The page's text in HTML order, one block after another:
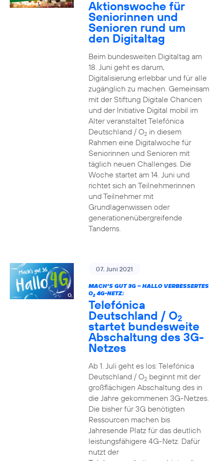
Aktionswoche für
Seniorinnen und
Senioren rund um
den Digitaltag
Beim bundesweiten Digitaltag am
18. Juni geht es darum,
Digitalisierung erlebbar und für alle
zugänglich zu machen. Gemeinsam
mit der Stiftung Digitale Chancen
und der Initiative Digital mobil im
Alter veranstaltet Telefónica
Deutschland / O2in diesem
Rahmen eine Digitalwoche für
Seniorinnen und Senioren mit
täglich neuen Challenges. Die
Woche startet am 14. Juni und
richtet sich an Teilnehmerinnen
und Teilnehmer mit
Grundlagenwissen oder
generationenübergreifende
Tandems.
07. Juni 2021
MACH’S GUT 3G – HALLO VERBESSERTES
O24G-NETZ:
Telefónica
Deutschland / O2
startet bundesweite
Abschaltung des 3G-
Netzes
Ab 1. Juli geht es los: Telefónica
Deutschland / O2beginnt mit der
großflächigen Abschaltung des in
die Jahre gekommenen 3G-Netzes.
Die bisher für 3G benötigten
Ressourcen machen bis
Jahresende Platz für das deutlich
leistungsfähigere 4G-Netz. Dafür
nutzt der